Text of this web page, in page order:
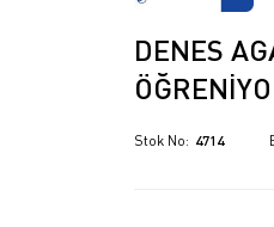
DENES
Stok No 4714